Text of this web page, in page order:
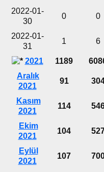
2022-01-
30
0 0
2022-01-
31
1 6
2021 1189
Aralık
2021
91
Kasım
2021
114
Ekim
2021
104
Eylül
2021
107